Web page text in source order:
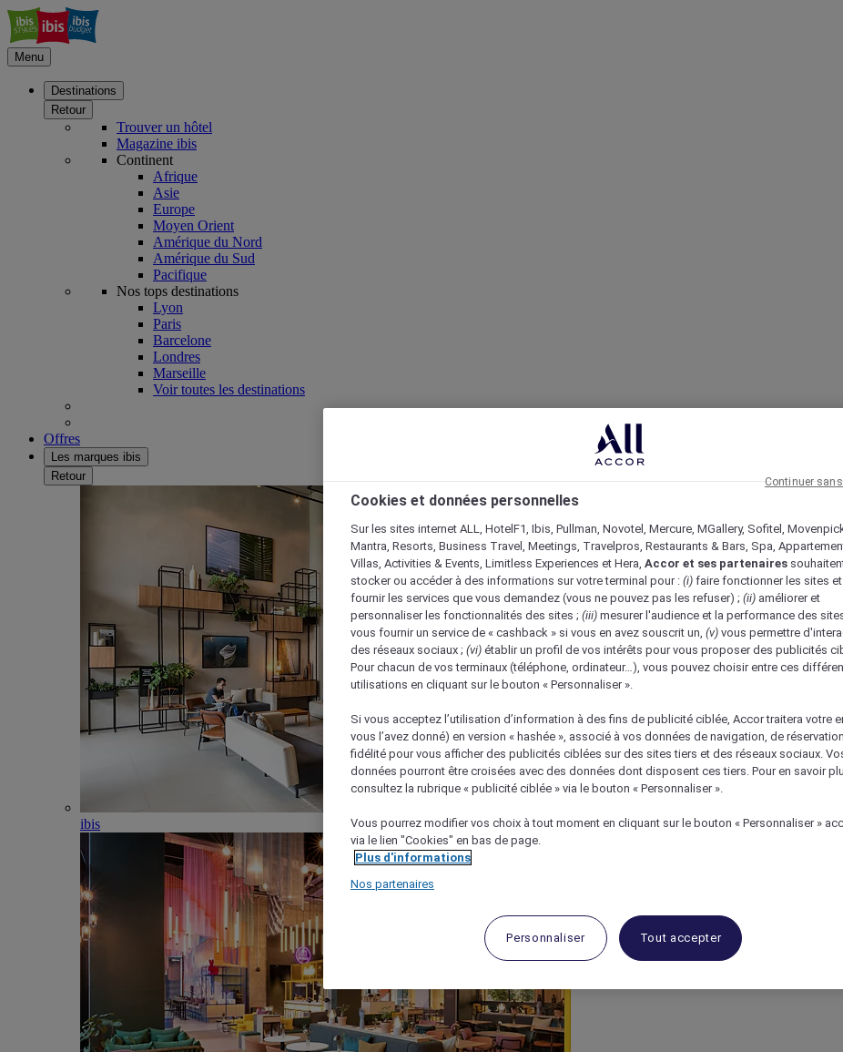
Menu
Destinations
Retour
Trouver un hôtel
Magazine ibis
Continent
Afrique
Asie
Europe
Moyen Orient
Amérique du Nord
Amérique du Sud
Pacifique
Nos tops destinations
Lyon
Paris
Barcelone
Londres
Marseille
Voir toutes les destinations
Offres
Les marques ibis
Retour
ibis
Cookies et données personnelles
Sur les sites internet ALL, HotelF1, Ibis, Pullman, Novotel, Mercure, MGallery, Sofitel,
Mantra, Resorts, Business Travel, Meetings, Travelpros, Restaurants & Bars, Spa,
Villas, Activities & Events, Limitless Experiences et Hera, Accor et ses partenaires
stocker ou accéder à des informations sur votre terminal pour : (i) faire fonctionner les sites
fournir les services que vous demandez (vous ne pouvez pas les refuser) ; (ii) améliorer et
personnaliser les fonctionnalités des sites ; (iii) mesurer l'audience et la performance des
vous fournir un service de « cashback » si vous en avez souscrit un, (v) vous permettre
des réseaux sociaux ; (vi) établir un profil de vos intérêts pour vous proposer des publicités
Pour chacun de vos terminaux (téléphone, ordinateur…), vous pouvez choisir entre ces
utilisations en cliquant sur le bouton « Personnaliser ».
Si vous acceptez l’utilisation d’information à des fins de publicité ciblée, Accor traitera votre
vous l’avez donné) en version « hashée », associé à vos données de navigation, de
fidélité pour vous afficher des publicités ciblées sur des sites tiers et des réseaux sociaux.
données pourront être croisées avec des données dont disposent ces tiers. Pour en savoir
consultez la rubrique « publicité ciblée » via le bouton « Personnaliser ».
Vous pourrez modifier vos choix à tout moment en cliquant sur le bouton « Personnaliser »
via le lien "Cookies" en bas de page.
Plus d'informations
Nos partenaires
Personnaliser Tout accepter
Continuer